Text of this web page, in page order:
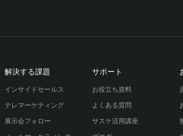
解決する課題
インサイドセールス
テレマーケティング
展示会フォロー
サポート
お役立ち資料
よくある質問
サスケ活用講座